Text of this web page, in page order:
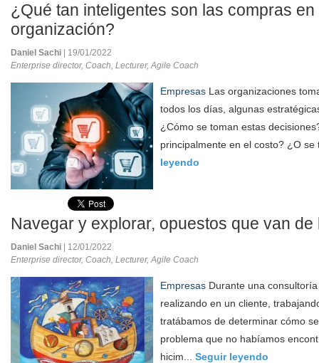
¿Qué tan inteligentes son las compras
organización?
Daniel Sachi
| 19/01/2022
Enterprise director, Coach, Lecturer, Agile Coach
Empresas Las organizaciones
todos los días, algunas
¿Cómo se toman estas
principalmente en el costo? ¿O
leyendo
Navegar y explorar, opuestos que van de
Daniel Sachi
| 12/01/2022
Enterprise director, Coach, Lecturer, Agile Coach
Empresas Durante una
realizando en un cliente,
tratábamos de determinar cómo
problema que no habíamos
hicim... Seguir leyendo